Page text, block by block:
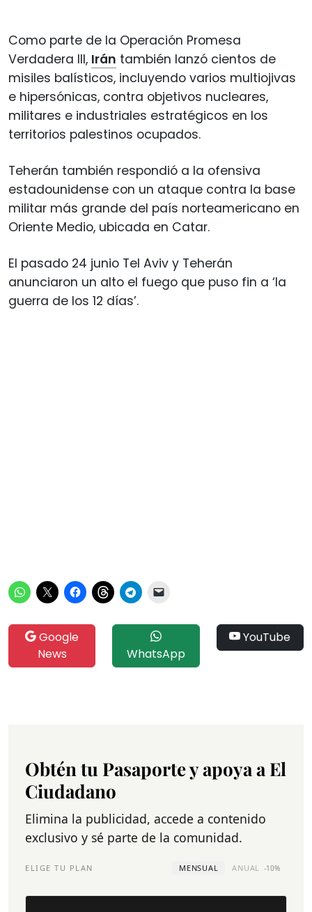
Como parte de la Operación Promesa
Verdadera III, Irán también lanzó cientos de
misiles balísticos, incluyendo varios multiojivas
e hipersónicas, contra objetivos nucleares,
militares e industriales estratégicos en los
territorios palestinos ocupados.
Teherán también respondió a la ofensiva
estadounidense con un ataque contra la base
militar más grande del país norteamericano en
Oriente Medio, ubicada en Catar.
El pasado 24 junio Tel Aviv y Teherán
anunciaron un alto el fuego que puso fin a ‘la
guerra de los 12 días’.
Google
News
WhatsApp
YouTube
Obtén tu Pasaporte y apoya a El
Ciudadano
Elimina la publicidad, accede a contenido
exclusivo y sé parte de la comunidad.
ELIGE TU PLAN MENSUAL ANUAL -10%